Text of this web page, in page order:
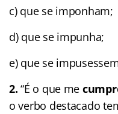
c) que se imponham;
d) que se impunha;
e) que se
2. “É o que me
o verbo destacado